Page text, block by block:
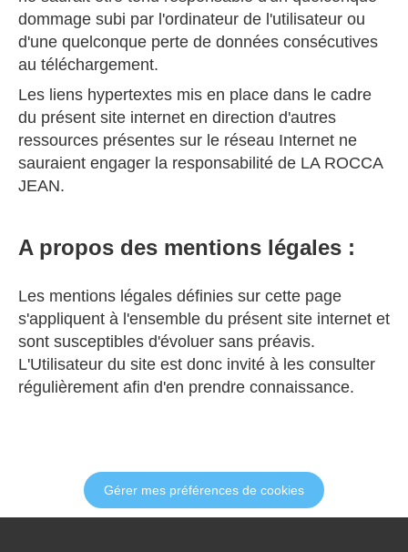
dommage subi par l'ordinateur de l'utilisateur ou
d'une quelconque perte de données consécutives
au téléchargement.
Les liens hypertextes mis en place dans le cadre
du présent site internet en direction d'autres
ressources présentes sur le réseau Internet ne
sauraient engager la responsabilité de LA ROCCA
JEAN.
A propos des mentions légales :
Les mentions légales définies sur cette page
s'appliquent à l'ensemble du présent site internet et
sont susceptibles d'évoluer sans préavis.
L'Utilisateur du site est donc invité à les consulter
régulièrement afin d'en prendre connaissance.
Gérer mes préférences de cookies